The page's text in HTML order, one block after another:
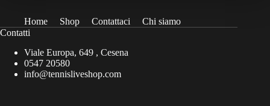
Home Shop Contattaci
Chi siamo
Contatti
Viale Europa, 649 , Cesena
0547 20580
info@tennisliveshop.com